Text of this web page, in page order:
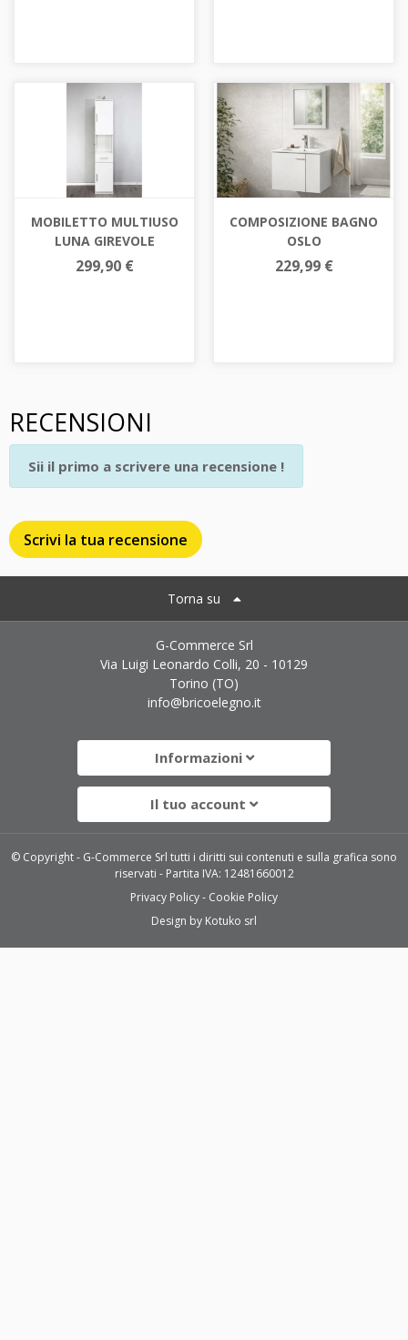
MOBILETTO MULTIUSO
LUNA GIREVOLE
299,90 €
COMPOSIZIONE BAGNO
OSLO
229,99 €
RECENSIONI
Scrivi la tua recensione
Sii il primo a scrivere una recensione !
Torna su
G-Commerce Srl
Via Luigi Leonardo Colli, 20 - 10129
Torino (TO)
info@bricoelegno.it
Informazioni
Il tuo account
© Copyright - G-Commerce Srl tutti i diritti sui contenuti e sulla grafica sono
riservati - Partita IVA: 12481660012
Privacy Policy
Cookie Policy
Design by Kotuko srl